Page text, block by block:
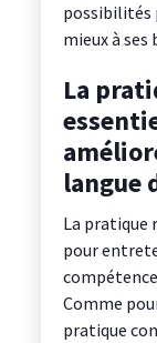
possibilités
mieux à ses
La
langue
La pratique
pour
Comme
pratique